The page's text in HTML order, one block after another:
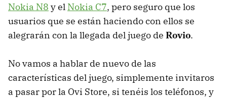
Nokia N8 y el Nokia C7, pero seguro que los
usuarios que se están haciendo con ellos se
alegrarán con la llegada del juego de Rovio.
No vamos a hablar de nuevo de las
características del juego, simplemente invitaros
a pasar por la Ovi Store, si tenéis los teléfonos, y